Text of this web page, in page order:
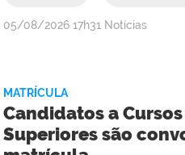
por
publicado
05/08/2026 17h31 Notícias
MATRÍCULA
Candidatos a
Superiores são